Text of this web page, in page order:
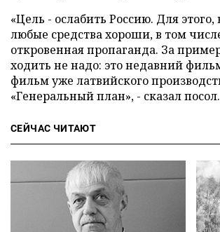
«Цель - ослабить Россию. Для
любые средства хороши, в том
откровенная пропаганда. За
ходить не надо: это недавний
фильм уже латвийского
«Генеральный план», - сказал посол.
СЕЙЧАС ЧИТАЮТ